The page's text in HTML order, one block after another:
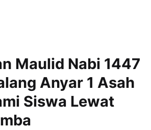
Maulid Nabi 1447
Anyar 1 Asah
Siswa Lewat